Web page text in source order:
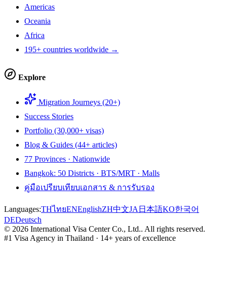
Americas
Oceania
Africa
195+ countries worldwide →
Explore
Migration Journeys (20+)
Success Stories
Portfolio (30,000+ visas)
Blog & Guides (44+ articles)
77 Provinces · Nationwide
Bangkok: 50 Districts · BTS/MRT · Malls
คู่มือเปรียบเทียบเอกสาร & การรับรอง
Languages:THไทยENEnglishZH中文JA 日本語KO한국어
DEDeutsch
© 2026 International Visa Center Co., Ltd.. All rights reserved.
#1 Visa Agency in Thailand · 14+ years of excellence